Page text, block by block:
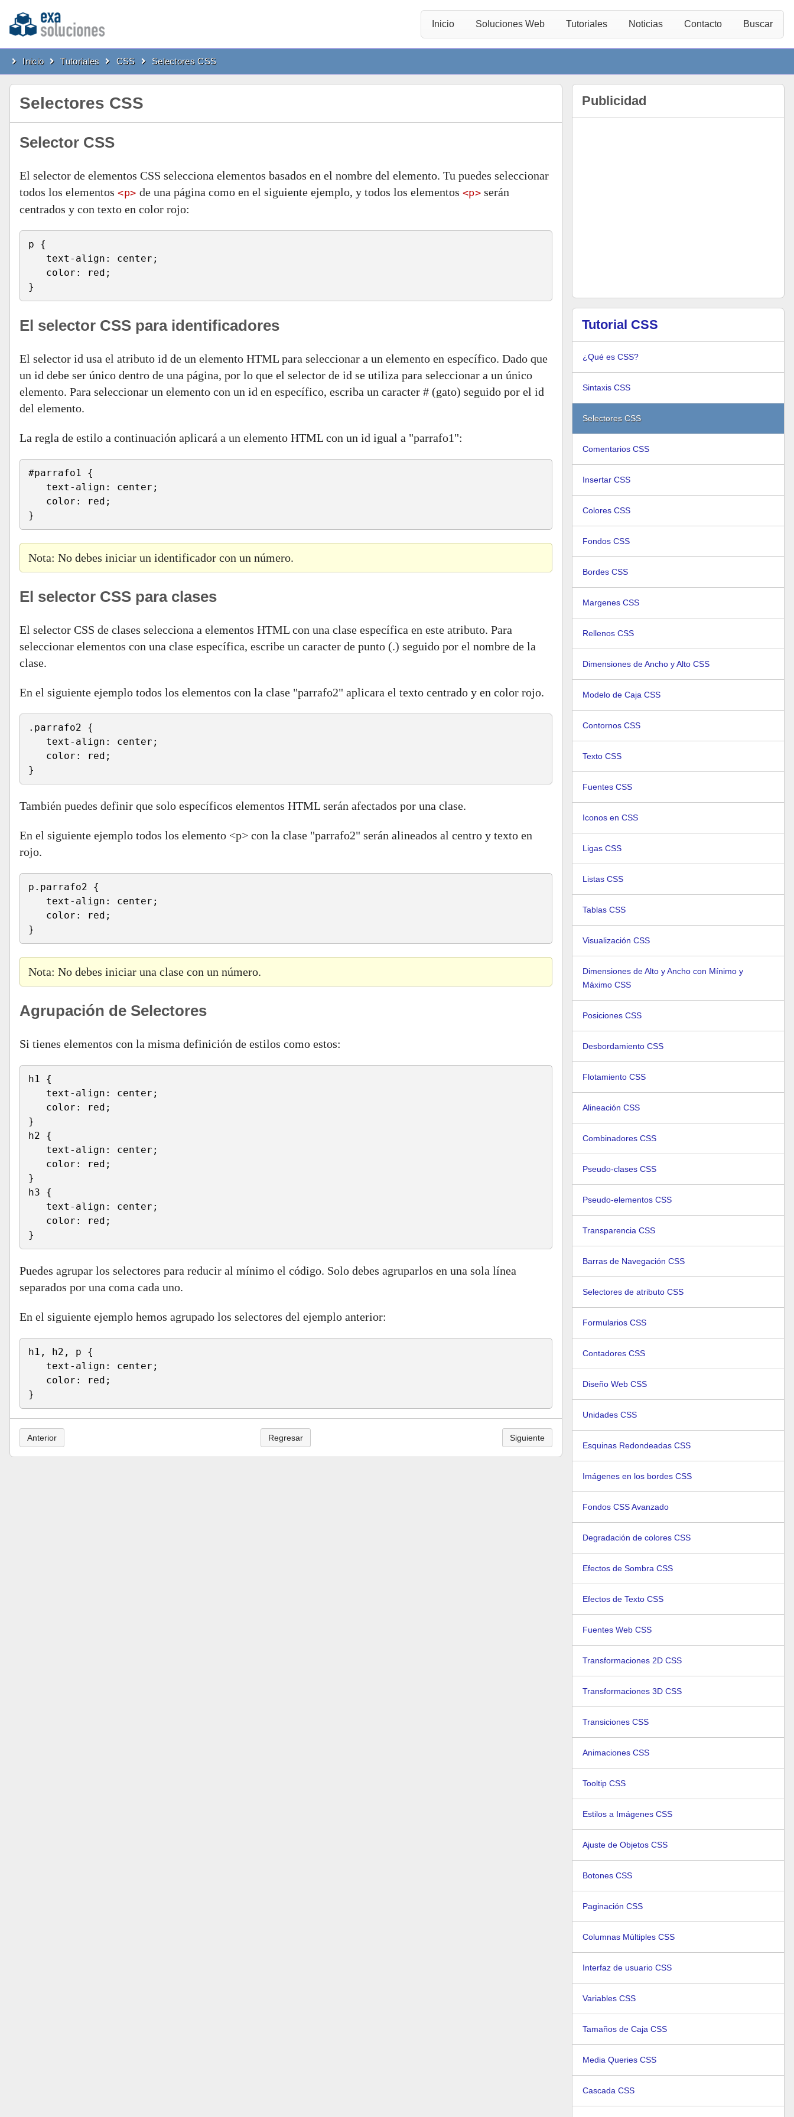
Inicio Soluciones Web Tutoriales Noticias Contacto Buscar
Inicio Tutoriales CSS Selectores CSS
Selectores CSS
Selector CSS
El selector de elementos CSS selecciona elementos basados en el nombre del elemento. Tu puedes seleccionar
todos los elementos <p> de una página como en el siguiente ejemplo, y todos los elementos <p> serán
centrados y con texto en color rojo:
p {
text-align: center;
color: red;
}
El selector CSS para identificadores
El selector id usa el atributo id de un elemento HTML para seleccionar a un elemento en específico. Dado que
un id debe ser único dentro de una página, por lo que el selector de id se utiliza para seleccionar a un único
elemento. Para seleccionar un elemento con un id en específico, escriba un caracter # (gato) seguido por el id
del elemento.
La regla de estilo a continuación aplicará a un elemento HTML con un id igual a "parrafo1":
#parrafo1 {
text-align: center;
color: red;
}
Nota: No debes iniciar un identificador con un número.
El selector CSS para clases
El selector CSS de clases selecciona a elementos HTML con una clase específica en este atributo. Para
seleccionar elementos con una clase específica, escribe un caracter de punto (.) seguido por el nombre de la
clase.
En el siguiente ejemplo todos los elementos con la clase "parrafo2" aplicara el texto centrado y en color rojo.
.parrafo2 {
text-align: center;
color: red;
}
También puedes definir que solo específicos elementos HTML serán afectados por una clase.
En el siguiente ejemplo todos los elemento <p> con la clase "parrafo2" serán alineados al centro y texto en
rojo.
p.parrafo2 {
text-align: center;
color: red;
}
Nota: No debes iniciar una clase con un número.
Agrupación de Selectores
Si tienes elementos con la misma definición de estilos como estos:
h1 {
text-align: center;
color: red;
}
h2 {
text-align: center;
color: red;
}
h3 {
text-align: center;
color: red;
}
Puedes agrupar los selectores para reducir al mínimo el código. Solo debes agruparlos en una sola línea
separados por una coma cada uno.
En el siguiente ejemplo hemos agrupado los selectores del ejemplo anterior:
h1, h2, p {
text-align: center;
color: red;
}
Anterior Regresar Siguiente
Publicidad
Tutorial CSS
¿Qué es CSS?
Sintaxis CSS
Selectores CSS
Comentarios CSS
Insertar CSS
Colores CSS
Fondos CSS
Bordes CSS
Margenes CSS
Rellenos CSS
Dimensiones de Ancho y Alto CSS
Modelo de Caja CSS
Contornos CSS
Texto CSS
Fuentes CSS
Iconos en CSS
Ligas CSS
Listas CSS
Tablas CSS
Visualización CSS
Dimensiones de Alto y Ancho con Mínimo y
Máximo CSS
Posiciones CSS
Desbordamiento CSS
Flotamiento CSS
Alineación CSS
Combinadores CSS
Pseudo-clases CSS
Pseudo-elementos CSS
Transparencia CSS
Barras de Navegación CSS
Selectores de atributo CSS
Formularios CSS
Contadores CSS
Diseño Web CSS
Unidades CSS
Esquinas Redondeadas CSS
Imágenes en los bordes CSS
Fondos CSS Avanzado
Degradación de colores CSS
Efectos de Sombra CSS
Efectos de Texto CSS
Fuentes Web CSS
Transformaciones 2D CSS
Transformaciones 3D CSS
Transiciones CSS
Animaciones CSS
Tooltip CSS
Estilos a Imágenes CSS
Ajuste de Objetos CSS
Botones CSS
Paginación CSS
Columnas Múltiples CSS
Interfaz de usuario CSS
Variables CSS
Tamaños de Caja CSS
Media Queries CSS
Cascada CSS